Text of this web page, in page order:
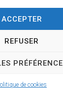
ACCEPTER
REFUSER
de cookies